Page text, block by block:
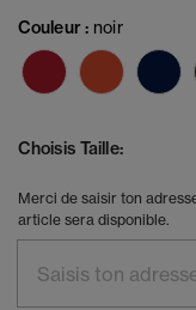
Couleur : noir
Choisis Taille:
Merci de saisir ton
article sera disponible.